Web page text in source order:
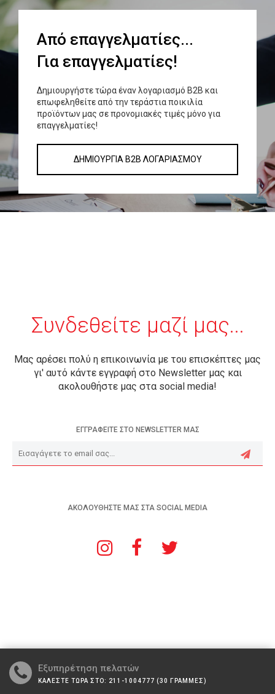
Από επαγγελματίες...
Για επαγγελματίες!
Δημιουργήστε τώρα έναν λογαριασμό Β2Β και
επωφεληθείτε από την τεράστια ποικιλία
προϊόντων μας σε προνομιακές τιμές μόνο για
επαγγελματίες!
ΔΗΜΙΟΥΡΓΙΑ B2B ΛΟΓΑΡΙΑΣΜΟΥ
Συνδεθείτε μαζί μας...
Μας αρέσει πολύ η επικοινωνία με του επισκέπτες μας
γι' αυτό κάντε εγγραφή στο Newsletter μας και
ακολουθήστε μας στα social media!
ΕΓΓΡΑΦΕΙΤΕ ΣΤΟ NEWSLETTER ΜΑΣ
ΑΚΟΛΟΥΘΗΣΤΕ ΜΑΣ ΣΤΑ SOCIAL MEDIA
Εξυπηρέτηση πελατών
ΚΑΛΕΣΤΕ ΤΩΡΑ ΣΤΟ: 211-1004777 (30 ΓΡΑΜΜΕΣ)